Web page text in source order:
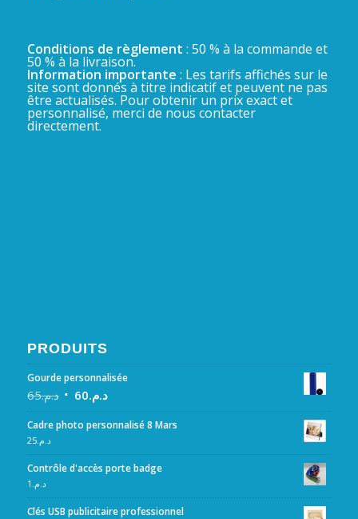
Conditions de règlement : 50 % à la commande et
50 % à la livraison.
Information importante : Les tarifs affichés sur le
site sont donnés à titre indicatif et peuvent ne pas
être actualisés. Pour obtenir un prix exact et
personnalisé, merci de nous contacter
directement.
PRODUITS
Gourde personnalisée
د.م.65 د.م.60
Cadre photo personnalisé 8 Mars
د.م.25
Contrôle d'accès porte badge
د.م. 1
Clés USB publicitaire professionnel